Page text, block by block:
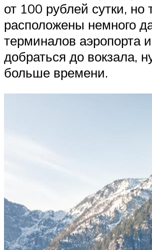
от 100 рублей сутки, но
расположены немного
терминалов аэропорта
добраться до вокзала,
больше времени.